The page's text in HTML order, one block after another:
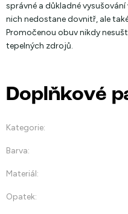
správné a důkladné
nich nedostane dovnitř, ale
Promočenou obuv nikdy
tepelných zdrojů.
Doplňkové
Kategorie:
Barva:
Materiál:
Opatek: